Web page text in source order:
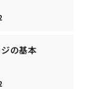
の基本